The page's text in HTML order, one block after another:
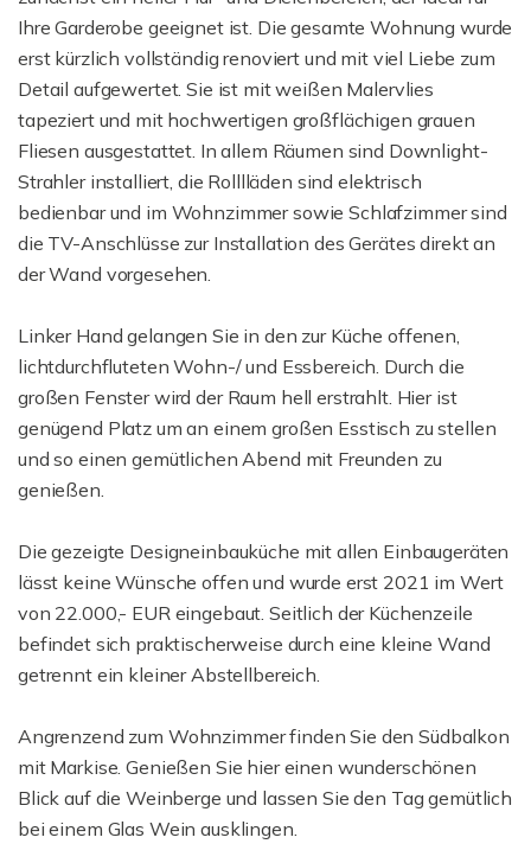
Ihre Garderobe geeignet ist. Die gesamte Wohnung wurde
erst kürzlich vollständig renoviert und mit viel Liebe zum
Detail aufgewertet. Sie ist mit weißen Malervlies
tapeziert und mit hochwertigen großflächigen grauen
Fliesen ausgestattet. In allem Räumen sind Downlight-
Strahler installiert, die Rolllläden sind elektrisch
bedienbar und im Wohnzimmer sowie Schlafzimmer sind
die TV-Anschlüsse zur Installation des Gerätes direkt an
der Wand vorgesehen.
Linker Hand gelangen Sie in den zur Küche offenen,
lichtdurchfluteten Wohn-/ und Essbereich. Durch die
großen Fenster wird der Raum hell erstrahlt. Hier ist
genügend Platz um an einem großen Esstisch zu stellen
und so einen gemütlichen Abend mit Freunden zu
genießen.
Die gezeigte Designeinbauküche mit allen Einbaugeräten
lässt keine Wünsche offen und wurde erst 2021 im Wert
von 22.000,- EUR eingebaut. Seitlich der Küchenzeile
befindet sich praktischerweise durch eine kleine Wand
getrennt ein kleiner Abstellbereich.
Angrenzend zum Wohnzimmer finden Sie den Südbalkon
mit Markise. Genießen Sie hier einen wunderschönen
Blick auf die Weinberge und lassen Sie den Tag gemütlich
bei einem Glas Wein ausklingen.